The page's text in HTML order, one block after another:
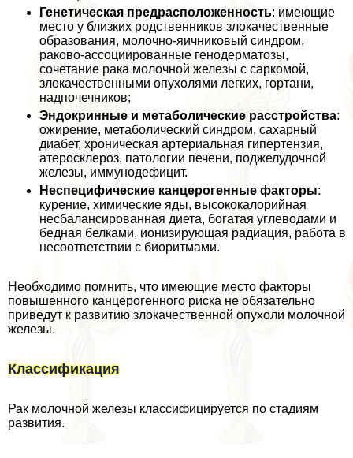
Генетическая предрасположенность: имеющие
место у близких родственников злокачественные
образования, молочно-яичниковый синдром,
paково-ассоциированные генодерматозы,
сочетание paка молочной железы с саркомой,
злокачественными опухолями легких, гортани,
надпочечников;
Эндокринные и метаболические расстройства:
ожирение, метаболический синдром, сахарный
диабет, хроническая артериальная гипертензия,
атеросклероз, патологии печени, поджелудочной
железы, иммунодефицит.
Неспецифические канцерогенные факторы:
курение, химические яды, высококалорийная
несбалансированная диета, богатая углеводами и
бедная белками, ионизирующая радиация, работа в
несоответствии с биоритмами.
Необходимо помнить, что имеющие место факторы
повышенного канцерогенного риска не обязательно
приведут к развитию злокачественной опухоли молочной
железы.
Классификация
Рак молочной железы классифицируется по стадиям
развития.